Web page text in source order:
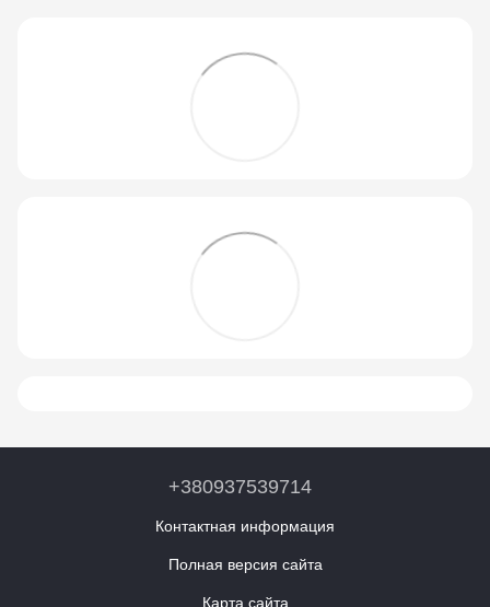
+380937539714
Контактная информация
Полная версия сайта
Карта сайта